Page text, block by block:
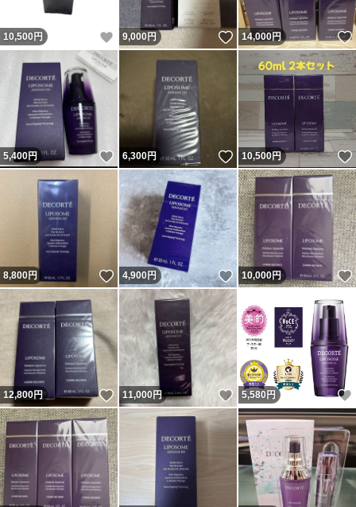
10,500 円 いいね！
9,000円 いいね！
14,000円
5,400円 いいね！
6,300円 いいね！
10,500円
8,800円 いいね！
4,900円 いいね！
10,000円
12,800円 いいね！
11,000円 いいね！
5,580 円